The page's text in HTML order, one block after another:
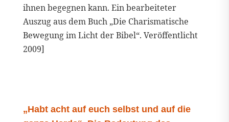
ihnen begegnen kann. Ein bearbeiteter
Auszug aus dem Buch „Die Charismatische
Bewegung im Licht der Bibel“. Veröffentlicht
2009]
„Habt acht auf euch selbst und auf die